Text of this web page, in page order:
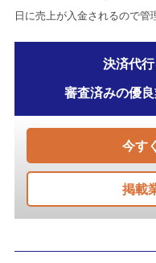
日に売上が入金されるので管
決済代
審査済みの優
今す
掲載